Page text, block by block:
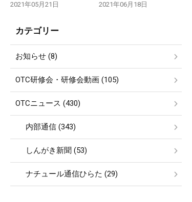
2021年05月21日 2021年06月18日
カテゴリー
お知らせ (8)
OTC研修会・研修会動画 (105)
OTCニュース (430)
内部通信 (343)
しんがき新聞 (53)
ナチュール通信ひらた (29)